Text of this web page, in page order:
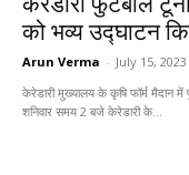
को भव्य उद्घाटन
Arun Verma - July 15, 2023
केरेडारी मुख्यालय के कृषि फॉर्म मैदान
शनिवार समय 2 बजे केरेडारी के...